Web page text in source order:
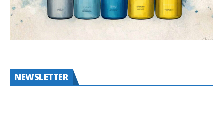
NEWSLETTER